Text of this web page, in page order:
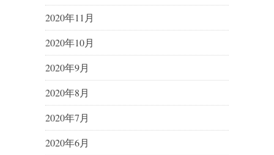
2020年11月
2020年10月
2020年9月
2020年8月
2020年7月
2020年6月